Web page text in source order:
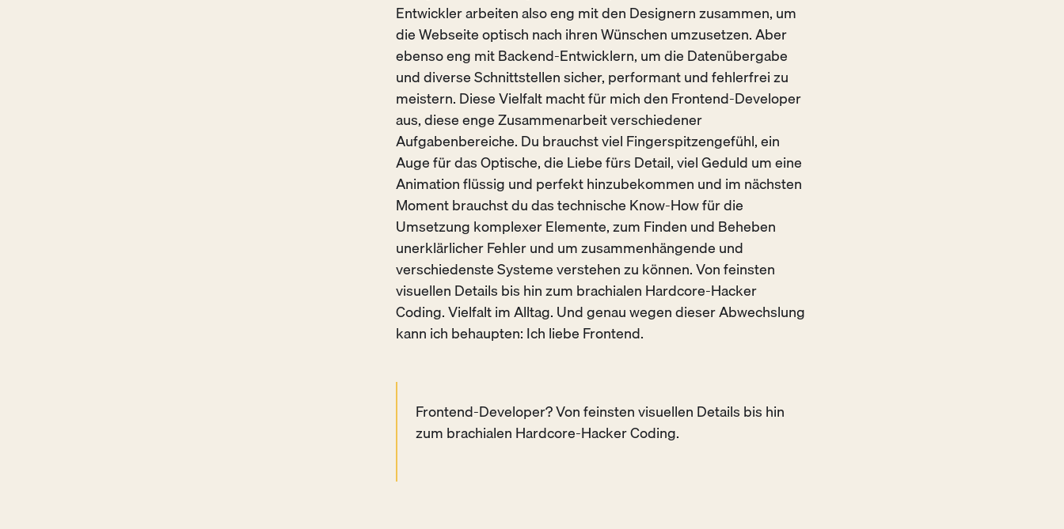
Entwickler arbeiten also eng mit den Designern zusammen, um
die Webseite optisch nach ihren Wünschen umzusetzen. Aber
ebenso eng mit Backend-Entwicklern, um die Datenübergabe
und diverse Schnittstellen sicher, performant und fehlerfrei zu
meistern. Diese Vielfalt macht für mich den Frontend-Developer
aus, diese enge Zusammenarbeit verschiedener
Aufgabenbereiche. Du brauchst viel Fingerspitzengefühl, ein
Auge für das Optische, die Liebe fürs Detail, viel Geduld um eine
Animation flüssig und perfekt hinzubekommen und im nächsten
Moment brauchst du das technische Know-How für die
Umsetzung komplexer Elemente, zum Finden und Beheben
unerklärlicher Fehler und um zusammenhängende und
verschiedenste Systeme verstehen zu können. Von feinsten
visuellen Details bis hin zum brachialen Hardcore-Hacker
Coding. Vielfalt im Alltag. Und genau wegen dieser Abwechslung
kann ich behaupten: Ich liebe Frontend.
Frontend-Developer? Von feinsten visuellen Details bis hin
zum brachialen Hardcore-Hacker Coding.